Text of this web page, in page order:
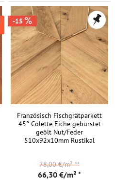
-15
Französisch Fischgrätparkett
45° Colette Eiche gebürstet
geölt Nut/Feder
510x92x10mm Rustikal
66,30 €/m² *
78,00 €/m²**